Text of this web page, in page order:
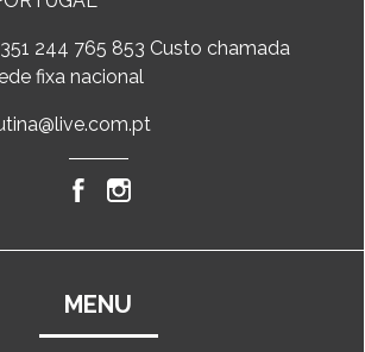
244 765 853 Custo chamada
fixa nacional
MENU